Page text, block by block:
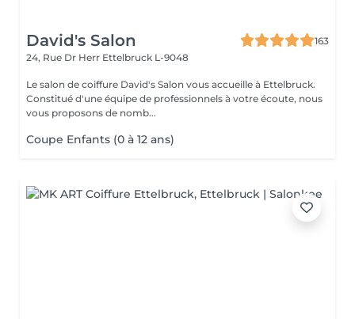
David's Salon
163
24, Rue Dr Herr Ettelbruck L-9048
Le salon de coiffure David's Salon vous accueille à Ettelbruck.
Constitué d'une équipe de professionnels à votre écoute, nous
vous proposons de nomb...
Coupe Enfants (0 à 12 ans)